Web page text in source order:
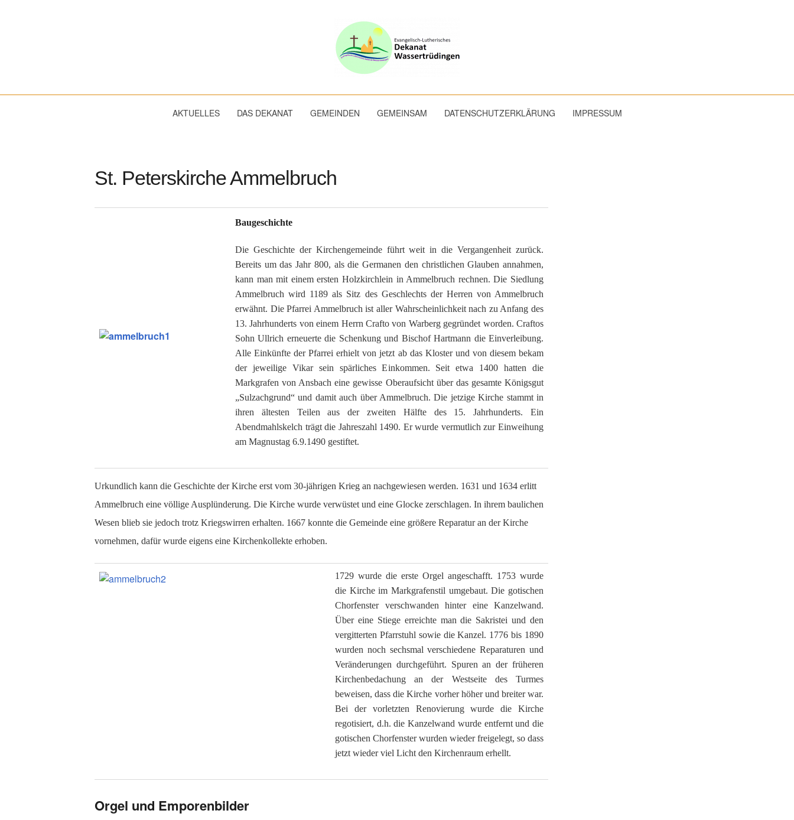
Dekanat
Wassertrüdingen
AKTUELLES DAS DEKANAT GEMEINDEN GEMEINSAM DATENSCHUTZERKLÄRUNG IMPRESSUM
St. Peterskirche Ammelbruch
Baugeschichte
Die Geschichte der Kirchengemeinde führt weit in die Vergangenheit zurück.
Bereits um das Jahr 800, als die Germanen den christlichen Glauben annahmen,
kann man mit einem ersten Holzkirchlein in Ammelbruch rechnen. Die Siedlung
Ammelbruch wird 1189 als Sitz des Geschlechts der Herren von Ammelbruch
erwähnt. Die Pfarrei Ammelbruch ist aller Wahrscheinlichkeit nach zu Anfang des
13. Jahrhunderts von einem Herrn Crafto von Warberg gegründet worden. Craftos
Sohn Ullrich erneuerte die Schenkung und Bischof Hartmann die Einverleibung.
Alle Einkünfte der Pfarrei erhielt von jetzt ab das Kloster und von diesem bekam
der jeweilige Vikar sein spärliches Einkommen. Seit etwa 1400 hatten die
Markgrafen von Ansbach eine gewisse Oberaufsicht über das gesamte Königsgut
„Sulzachgrund“ und damit auch über Ammelbruch. Die jetzige Kirche stammt in
ihren ältesten Teilen aus der zweiten Hälfte des 15. Jahrhunderts. Ein
Abendmahlskelch trägt die Jahreszahl 1490. Er wurde vermutlich zur Einweihung
am Magnustag 6.9.1490 gestiftet.
Urkundlich kann die Geschichte der Kirche erst vom 30-jährigen Krieg an nachgewiesen werden. 1631 und 1634 erlitt
Ammelbruch eine völlige Ausplünderung. Die Kirche wurde verwüstet und eine Glocke zerschlagen. In ihrem baulichen
Wesen blieb sie jedoch trotz Kriegswirren erhalten. 1667 konnte die Gemeinde eine größere Reparatur an der Kirche
vornehmen, dafür wurde eigens eine Kirchenkollekte erhoben.
1729 wurde die erste Orgel angeschafft. 1753 wurde
die Kirche im Markgrafenstil umgebaut. Die gotischen
Chorfenster verschwanden hinter eine Kanzelwand.
Über eine Stiege erreichte man die Sakristei und den
vergitterten Pfarrstuhl sowie die Kanzel. 1776 bis 1890
wurden noch sechsmal verschiedene Reparaturen und
Veränderungen durchgeführt. Spuren an der früheren
Kirchenbedachung an der Westseite des Turmes
beweisen, dass die Kirche vorher höher und breiter war.
Bei der vorletzten Renovierung wurde die Kirche
regotisiert, d.h. die Kanzelwand wurde entfernt und die
gotischen Chorfenster wurden wieder freigelegt, so dass
jetzt wieder viel Licht den Kirchenraum erhellt.
Orgel und Emporenbilder